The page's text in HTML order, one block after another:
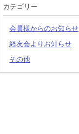
カテゴリー
会員様からのお知らせ
経友会よりお知らせ
その他